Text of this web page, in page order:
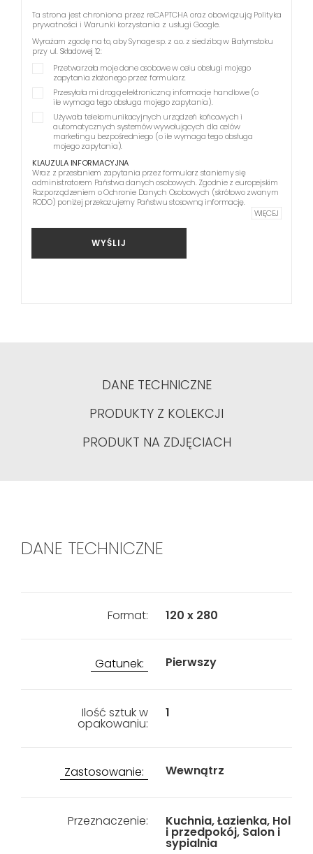
Ta strona jest chroniona przez reCAPTCHA oraz obowiązują Polityka
prywatności i Warunki korzystania z usługi Google.
Wyrażam zgodę na to, aby Synage sp. z o.o. z siedzibą w Białymstoku
przy ul. Składowej 12:
Przetwarzała moje dane osobowe w celu obsługi mojego
zapytania złożonego przez formularz.
Przesyłała mi drogą elektroniczną informacje handlowe (o
ile wymaga tego obsługa mojego zapytania).
Używała telekomunikacyjnych urządzeń końcowych i
automatycznych systemów wywołujących dla celów
marketingu bezpośredniego (o ile wymaga tego obsługa
mojego zapytania).
KLAUZULA INFORMACYJNA
Wraz z przesłaniem zapytania przez formularz staniemy się
administratorem Państwa danych osobowych. Zgodnie z europejskim
Rozporządzeniem o Ochronie Danych Osobowych (skrótowo zwanym
RODO) poniżej przekazujemy Państwu stosowną informację.
WIĘCEJ
WYŚLIJ
DANE TECHNICZNE
PRODUKTY Z KOLEKCJI
PRODUKT NA ZDJĘCIACH
DANE TECHNICZNE
Format: 120 x 280
Gatunek: Pierwszy
Ilość sztuk w
opakowaniu:
1
Zastosowanie: Wewnątrz
Przeznaczenie: Kuchnia, Łazienka, Hol
i przedpokój, Salon i
sypialnia